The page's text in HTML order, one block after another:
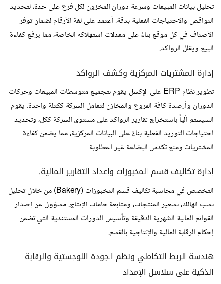
تحليل بيانات المبيعات وسرعة دوران المخزون لكل فرع على حدة، لتحديد
النواقص والاحتياجات الفعلية بدقة. أعتمد على لغة الأرقام لضمان توفر
الأصناف في كل موقع بناءً على معدلات استهلاكه الخاصة، مما يرفع كفاءة
البيع ويقلل الرواكد.
إدارة المشتريات المركزية وكشف الرواكد
تطوير نظام ERP على الإكسل يقوم بتجميع متوسطات المبيعات وحركات
الدوران وأرصدة كافة الفروع والمخازن لتعامل الشركة ككتلة واحدة. يقوم
السيستم آلياً باستخراج تقارير الرواكد على مستوى الشركة ككل، وتحديد
احتياجات التوريد الفعلية بناءً على البيانات المركزية، مما يضمن كفاءة
المشتريات ومنع تكدس البضاعة غير المطلوبة
إدارة تكاليف قسم المخبوزات وإعداد التقارير المالية.
التخصص في محاسبة تكاليف قسم المخبوزات (Bakery) من خلال تحليل
نسب الهالك، تسعير المنتجات، ومتابعة خامات الإنتاج. مسؤول عن إصدار
القوائم المالية الشهرية الدقيقة وتأسيس الدورات المستندية التي تضمن
إحكام الرقابة المالية والإنتاجية بالقسم.
هندسة الربط التكاملي ونظم الجودة اللوجستية والرقابة
الذكية على سلاسل الإمداد